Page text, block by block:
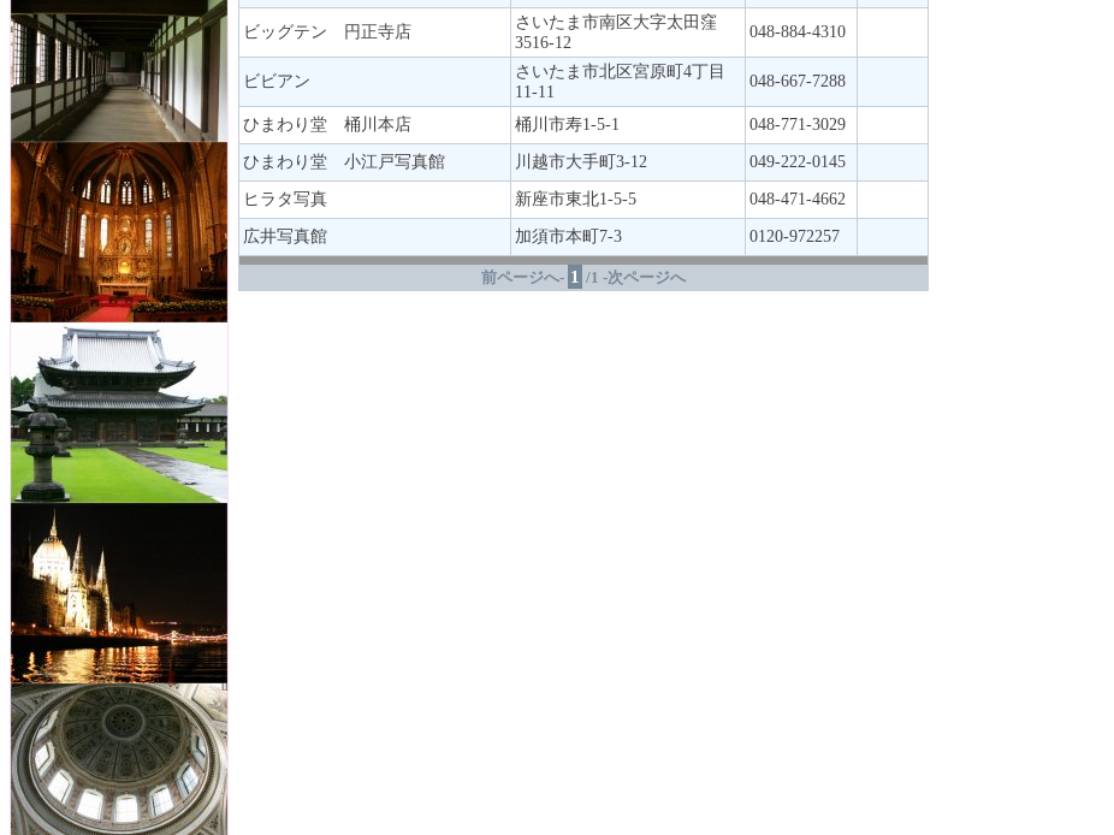
ビッグテン 円正寺店
さいたま市南区大字太田窪
3516-12
048-884-4310
ビビアン
さいたま市北区宮原町4丁目
11-11
048-667-7288
ひまわり堂 桶川本店 桶川市寿1-5-1 048-771-3029
ひまわり堂 小江戸写真館 川越市大手町3-12 049-222-0145
ヒラタ写真 新座市東北1-5-5 048-471-4662
広井写真館 加須市本町7-3 0120-972257
前ページへ- 1 /1 -次ページへ